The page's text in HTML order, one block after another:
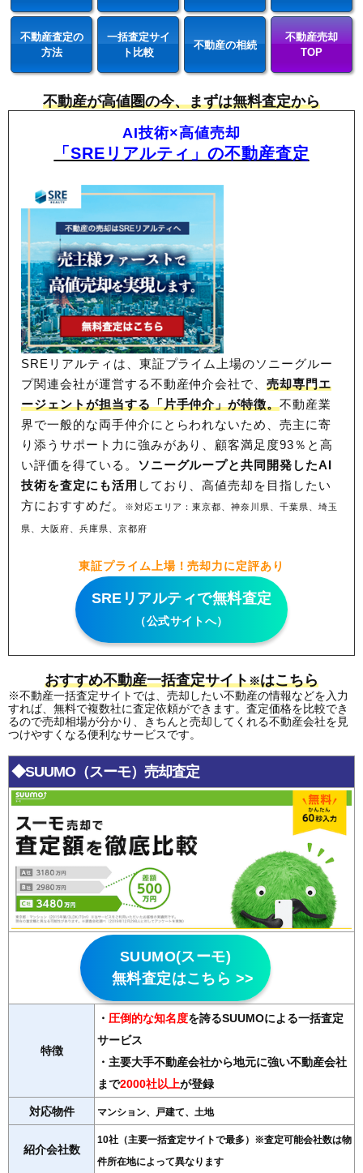
不動産査定の
方法
一括査定サイ
ト比較
不動産の相続
不動産売却
TOP
不動産が高値圏の今、まずは無料査定から
AI技術×高値売却
「SREリアルティ」の不動産査定
SREリアルティは、東証プライム上場のソニーグルー
プ関連会社が運営する不動産仲介会社で、売却専門エ
ージェントが担当する「片手仲介」が特徴。不動産業
界で一般的な両手仲介にとらわれないため、売主に寄
り添うサポート力に強みがあり、顧客満足度93％と高
い評価を得ている。 ソニーグループと共同開発したAI
技術を査定にも活用 しており、高値売却を目指したい
方におすすめだ。
※対応エリア：東京都、神奈川県、千葉県、埼玉
県、大阪府、兵庫県、京都府
東証プライム上場！売却力に定評あり
SREリアルティで無料査定
（公式サイトへ）
おすすめ不動産一括査定サイト※はこちら
※不動産一括査定サイトでは、売却したい不動産の情報などを入力
すれば、無料で複数社に査定依頼ができます。査定価格を比較でき
るので売却相場が分かり、きちんと売却してくれる不動産会社を見
つけやすくなる便利なサービスです。
◆SUUMO（スーモ）売却査定
SUUMO(スーモ)
無料査定はこちら >>
特徴
・ 圧倒的な知名度を誇るSUUMOによる一括査定
サービス
・主要大手不動産会社から地元に強い不動産会社
まで2000社以上が登録
対応物件 マンション、戸建て、土地
紹介会社数
10社（主要一括査定サイトで最多）※査定可能会社数は物
件所在地によって異なります